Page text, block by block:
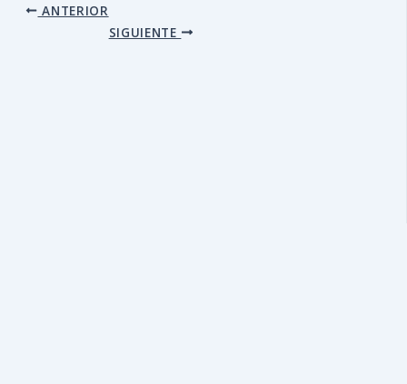
ANTERIOR
SIGUIENTE